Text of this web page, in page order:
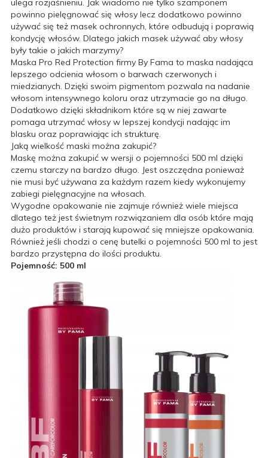
ulega rozjaśnieniu. Jak wiadomo nie tylko szamponem
powinno pielęgnować się włosy lecz dodatkowo powinno
używać się też masek ochronnych, które odbudują i poprawią
kondycję włosów. Dlatego jakich masek używać aby włosy
były takie o jakich marzymy?
Maska Pro Red Protection firmy By Fama to maska nadająca
lepszego odcienia włosom o barwach czerwonych i
miedzianych. Dzięki swoim pigmentom pozwala na nadanie
włosom intensywnego koloru oraz utrzymacie go na długo.
Dodatkowo dzięki składnikom które są w niej zawarte
pomaga utrzymać włosy w lepszej kondycji nadając im
blasku oraz poprawiając ich strukturę.
Jaką wielkość maski można zakupić?
Maskę można zakupić w wersji o pojemności 500 ml dzięki
czemu starczy na bardzo długo. Jest oszczędna ponieważ
nie musi być używana za każdym razem kiedy wykonujemy
zabiegi pielęgnacyjne na włosach.
Wygodne opakowanie nie zajmuje również wiele miejsca
dlatego też jest świetnym rozwiązaniem dla osób które mają
dużo produktów i starają kupować się mniejsze opakowania.
Również jeśli chodzi o cenę butelki o pojemności 500 ml to jest
bardzo przystępna do ilości produktu.
Pojemność: 500 ml